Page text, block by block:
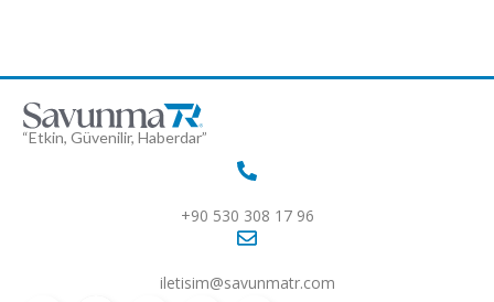
“Etkin, Güvenilir, Haberdar”
+90 530 308 17 96
iletisim@savunmatr.com